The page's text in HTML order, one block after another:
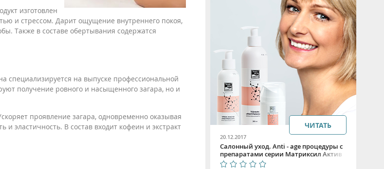
изготовлен
и стрессом. Дарит ощущение внутреннего покоя,
Также в составе обертывания содержатся
специализируется на выпуске профессиональной
получение ровного и насыщенного загара, но и
проявление загара, одновременно оказывая
эластичность. В состав входит кофеин и экстракт
20.12.2017
Салонный уход. Anti - age процедуры с
препаратами серии Матриксил Актив
от Beauty Style
ЧИТАТЬ